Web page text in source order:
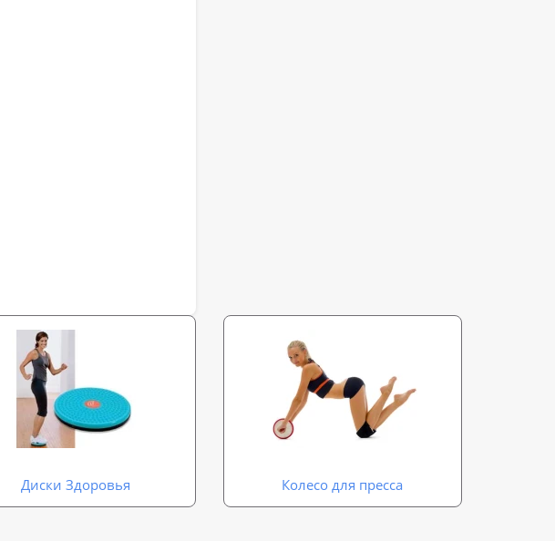
Диски Здоровья Колесо для пресса